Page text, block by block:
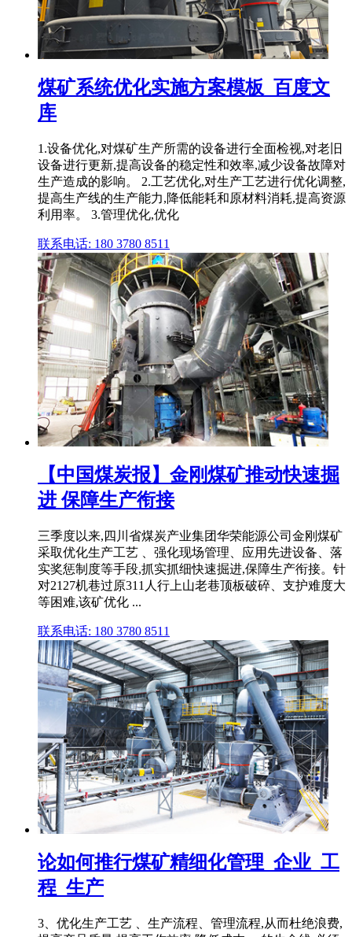
煤矿系统优化实施方案模板_百度文
库
1.设备优化,对煤矿生产所需的设备进行全面检视,对老旧
设备进行更新,提高设备的稳定性和效率,减少设备故障对
生产造成的影响。 2.工艺优化,对生产工艺进行优化调整,
提高生产线的生产能力,降低能耗和原材料消耗,提高资源
利用率。 3.管理优化,优化
联系电话: 180 3780 8511
【中国煤炭报】金刚煤矿推动快速掘
进 保障生产衔接
三季度以来,四川省煤炭产业集团华荣能源公司金刚煤矿
采取优化生产工艺 、强化现场管理、应用先进设备、落
实奖惩制度等手段,抓实抓细快速掘进,保障生产衔接。针
对2127机巷过原311人行上山老巷顶板破碎、支护难度大
等困难,该矿优化 ...
联系电话: 180 3780 8511
论如何推行煤矿精细化管理_企业_工
程_生产
3、优化生产工艺 、生产流程、管理流程,从而杜绝浪费,